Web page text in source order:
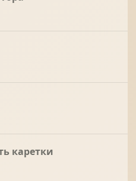
каретки